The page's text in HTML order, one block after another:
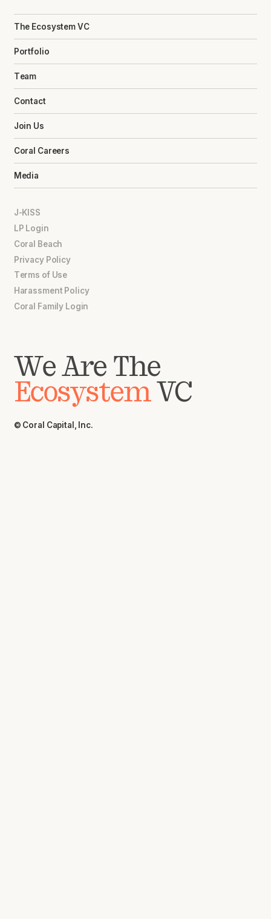
The Ecosystem VC
Portfolio
Team
Contact
Join Us
Coral Careers
Media
J-KISS
LP Login
Coral Beach
Privacy Policy
Terms of Use
Harassment Policy
Coral Family Login
We Are The
EcosystemVC
© Coral Capital, Inc.